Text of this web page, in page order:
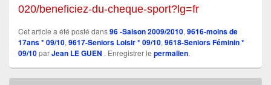
020/beneficiez-du-cheque-sport?lg=fr
Cet article a été posté dans96 -Saison 2009/2010, 9616-moins de
17ans * 09/10, 9617-Seniors Loisir * 09/10, 9618-Seniors Féminin *
09/10parJean LE GUEN . Enregistrer le permalien.